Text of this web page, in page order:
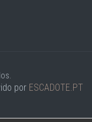
por ESCADOTE.PT